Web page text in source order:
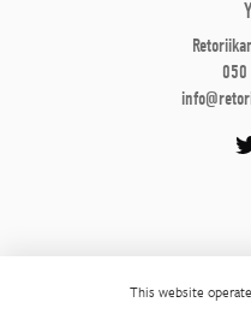
This website